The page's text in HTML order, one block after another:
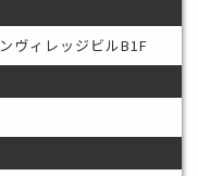
ヴィレッジビルB1F